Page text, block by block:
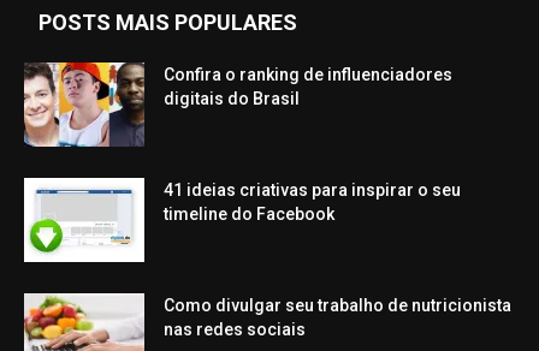
POSTS MAIS POPULARES
Confira o ranking de influenciadores
digitais do Brasil
41 ideias criativas para inspirar o seu
timeline do Facebook
Como divulgar seu trabalho de nutricionista
nas redes sociais